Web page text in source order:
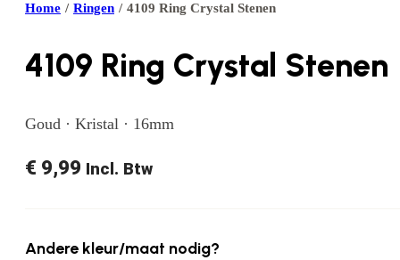
Home / Ringen / 4109 Ring Crystal Stenen
4109 Ring Crystal Stenen
Goud · Kristal · 16mm
€ 9,99 Incl. Btw
Andere kleur/maat nodig?